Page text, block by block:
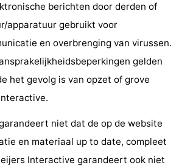
berichten door derden of
apparatuur gebruikt voor
en overbrenging van virussen.
gelden
het gevolg is van opzet of grove
niet dat de op de website
en materiaal up to date, compleet
Interactive garandeert ook niet